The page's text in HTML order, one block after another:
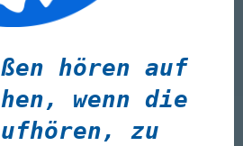
hören auf
wenn die
zu